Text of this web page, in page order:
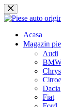
Sari
la
Acasa
Magazin
Audi
Dacia
Fiat